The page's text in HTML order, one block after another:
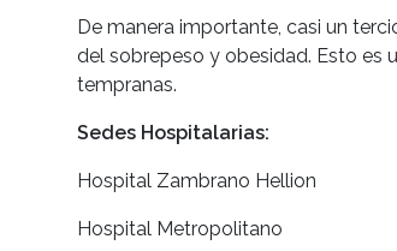
De manera importante, casi un
del sobrepeso y obesidad. Esto es
tempranas.
Sedes Hospitalarias:
Hospital Zambrano Hellion
Hospital Metropolitano